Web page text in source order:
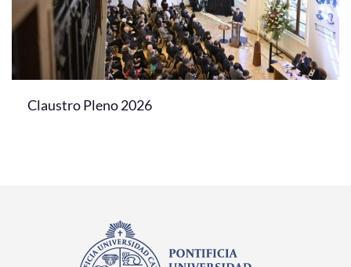
Claustro Pleno 2026